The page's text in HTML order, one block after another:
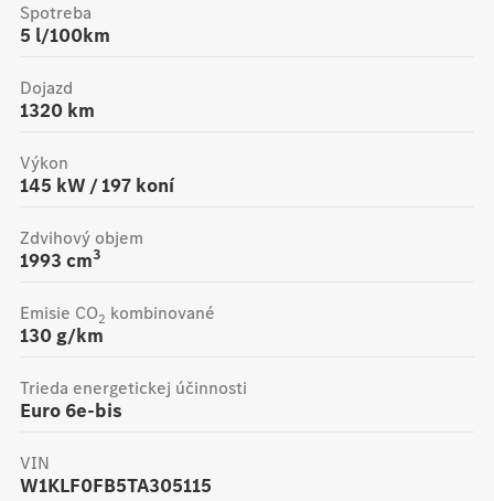
5 l/100km
Spotreba
1320 km
Dojazd
145 kW /197 koní
Výkon
1993 cm3
Zdvihový objem
130g/km
Emisie CO2 kombinované
Euro 6e-bis
Trieda energetickej účinnosti
W1KLF0FB5TA305115
VIN